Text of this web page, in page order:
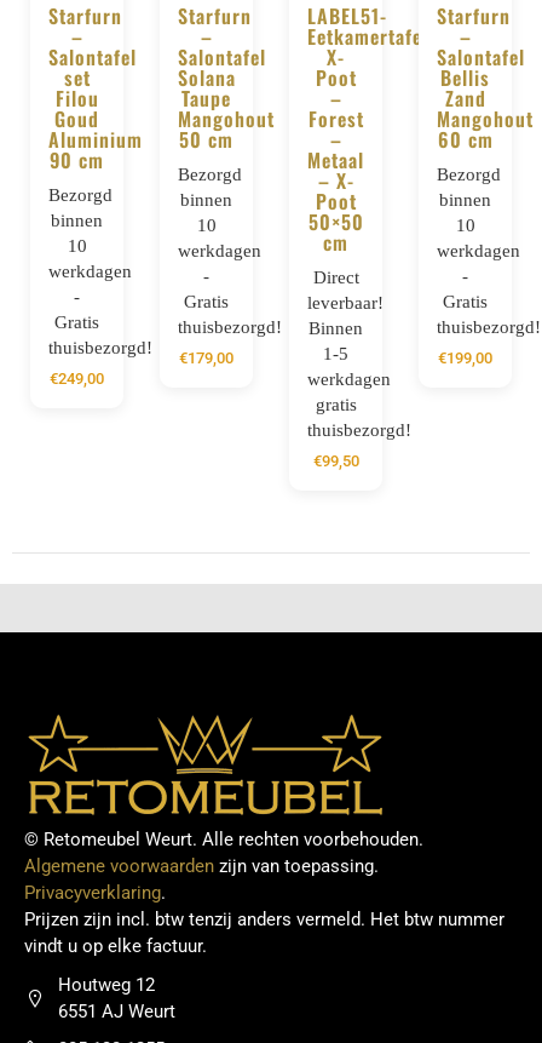
BESTELLEN
Starfurn
–
Salontafel
set
Filou
Goud
Aluminium
90 cm
Bezorgd
binnen
10
werkdagen
-
Gratis
thuisbezorgd!
€249,00
BESTELLEN
Starfurn
–
Salontafel
Solana
Taupe
Mangohout
50 cm
Bezorgd
binnen
10
werkdagen
-
Gratis
thuisbezorgd!
€179,00
BESTELLEN
LABEL51-
Eetkamertafel
X-
Poot
–
Forest
–
Metaal
– X-
Poot
50×50
cm
Direct
leverbaar!
Binnen
1-5
werkdagen
gratis
thuisbezorgd!
€99,50
BESTELLEN
Starfurn
–
Salontafel
Bellis
Zand
Mangohout
60 cm
Bezorgd
binnen
10
werkdagen
-
Gratis
thuisbezorgd!
€199,00
© Retomeubel Weurt. Alle rechten voorbehouden.
Algemene voorwaarden zijn van toepassing.
Privacyverklaring.
Prijzen zijn incl. btw tenzij anders vermeld. Het btw nummer
vindt u op elke factuur.
Houtweg 12
6551 AJ Weurt